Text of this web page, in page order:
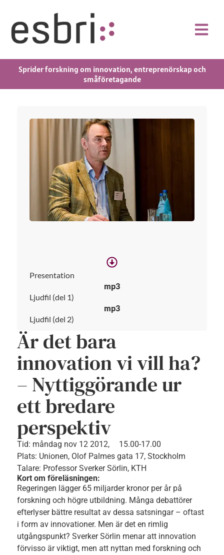
Sprider forskning om innovation, entreprenörskap och
småföretagande
Presentation
mp3
Ljudfil (del 1)
mp3
Ljudfil (del 2)
Är det bara
innovation vi vill ha?
– Nyttiggörande ur
ett bredare
perspektiv
Tid: måndag nov 12 2012,
15.00-17.00
Plats: Unionen, Olof Palmes gata 17, Stockholm
Talare: Professor Sverker Sörlin, KTH
Kort om föreläsningen:
Regeringen lägger 65 miljarder kronor per år på
forskning och högre utbildning. Många debattörer
efterlyser bättre resultat av dessa satsningar – oftast
i form av innovationer. Men är det en rimlig
utgångspunkt? Sverker Sörlin menar att innovation
förvisso är viktigt, men att nyttan med forskning och